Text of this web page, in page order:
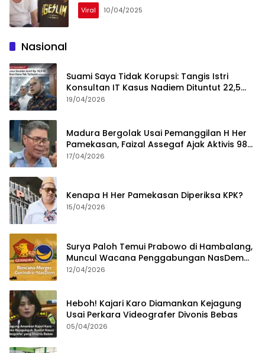
Viral 10/04/2025
Nasional
Suami Saya Tidak Korupsi: Tangis Istri
Konsultan IT Kasus Nadiem Dituntut 22,5
Tahun
19/04/2026
Madura Bergolak Usai Pemanggilan H Her
Pamekasan, Faizal Assegaf Ajak Aktivis 98
Bongkar Permainan KPK
17/04/2026
Kenapa H Her Pamekasan Diperiksa KPK?
15/04/2026
Surya Paloh Temui Prabowo di Hambalang,
Muncul Wacana Penggabungan NasDem
dan Gerindra
12/04/2026
Heboh! Kajari Karo Diamankan Kejagung
Usai Perkara Videografer Divonis Bebas
05/04/2026